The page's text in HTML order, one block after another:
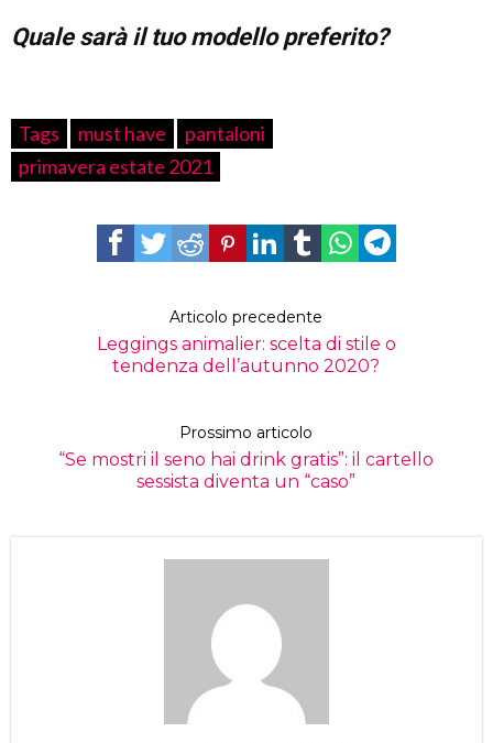
Quale sarà il tuo modello preferito?
Tags must have
pantaloni
primavera estate 2021
Articolo precedente
Leggings animalier: scelta di stile o
tendenza dell’autunno 2020?
Prossimo articolo
“Se mostri il seno hai drink gratis”: il cartello
sessista diventa un “caso”